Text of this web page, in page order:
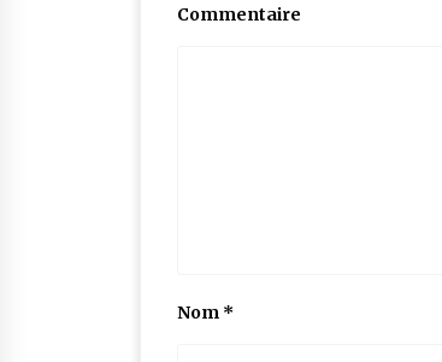
Commentaire
Nom *